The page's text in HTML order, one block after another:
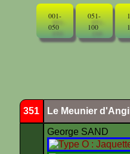
001-
050
051-
100
351 Le Meunier
George SAND